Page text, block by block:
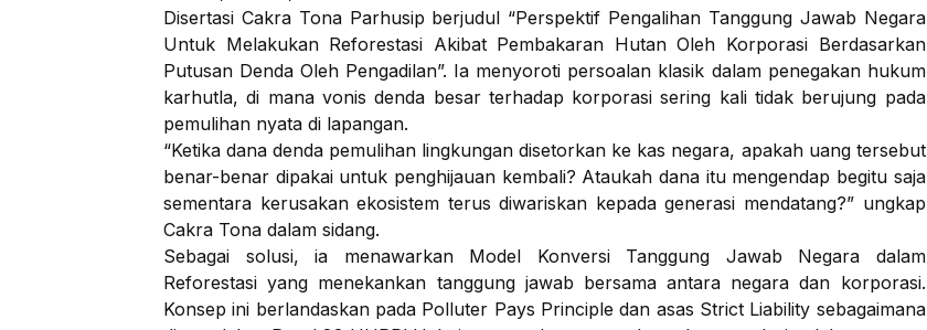
Disertasi Cakra Tona Parhusip berjudul “Perspektif Pengalihan Tanggung Jawab Negara
Untuk Melakukan Reforestasi Akibat Pembakaran Hutan Oleh Korporasi Berdasarkan
Putusan Denda Oleh Pengadilan”. Ia menyoroti persoalan klasik dalam penegakan hukum
karhutla, di mana vonis denda besar terhadap korporasi sering kali tidak berujung pada
pemulihan nyata di lapangan.
“Ketika dana denda pemulihan lingkungan disetorkan ke kas negara, apakah uang tersebut
benar-benar dipakai untuk penghijauan kembali? Ataukah dana itu mengendap begitu saja
sementara kerusakan ekosistem terus diwariskan kepada generasi mendatang?” ungkap
Cakra Tona dalam sidang.
Sebagai solusi, ia menawarkan Model Konversi Tanggung Jawab Negara dalam
Reforestasi yang menekankan tanggung jawab bersama antara negara dan korporasi.
Konsep ini berlandaskan pada Polluter Pays Principle dan asas Strict Liability sebagaimana